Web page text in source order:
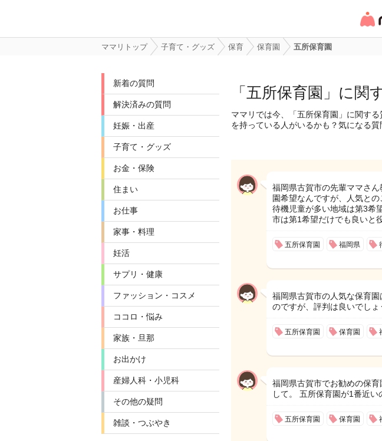
リ・
ママリトップ 子育て・グッズ 保育 保育園 五所保育園
新着の質問
解決済みの質問
妊娠・出産
子育て・グッズ
お金・保険
住まい
お仕事
家事・料理
妊活
サプリ・健康
ファッション・コスメ
ココロ・悩み
家族・旦那
お出かけ
産婦人科・小児科
その他の疑問
雑談・つぶやき
「五所保育園」に関
ママリでは今、「五所保育園」に関す
を持っている人がいるかも？気になる質
福岡県古賀市の先輩ママさ
園希望なんですが、人気と
待機児童が多い地域は第3希
市は第1希望だけでも良いと
五所保育園 福岡県
福岡県古賀市の人気な保育
のですが、評判は良いでし
五所保育園 保育園
福岡県古賀市でお勧めの保
して。 五所保育園が1番近い
五所保育園 保育園